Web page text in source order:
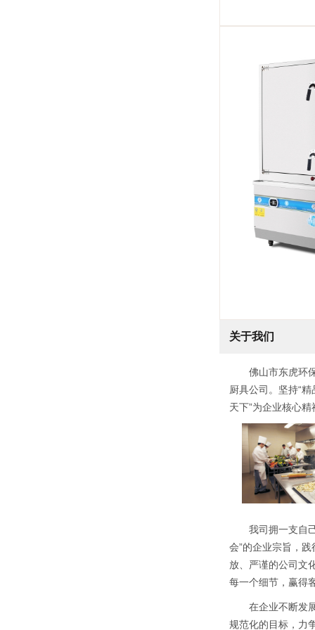
关于我们
佛山市东虎环
厨具公司。坚持“
天下”为企业核心
我司拥一支自
会”的企业宗旨，
放、严谨的公司文
每一个细节，赢得
在企业不断发
规范化的目标，力